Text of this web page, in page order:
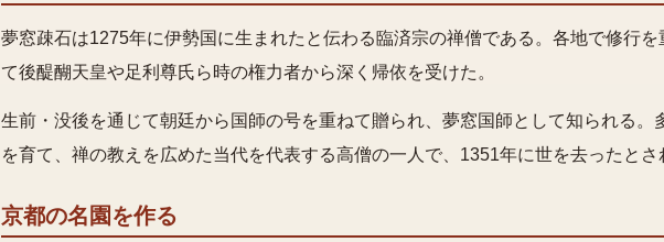
夢窓疎石は1275年に伊勢国に生まれたと伝わる臨済宗の禅僧である。各地で修行を
て後醍醐天皇や足利尊氏ら時の権力者から深く帰依を受けた。
生前・没後を通じて朝廷から国師の号を重ねて贈られ、夢窓国師として知られる。
を育て、禅の教えを広めた当代を代表する高僧の一人で、1351年に世を去ったとさ
京都の名園を作る